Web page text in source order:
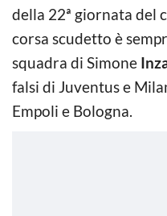
della 22ª giornata del
corsa scudetto è
squadra di Simone
falsi di Juventus e
Empoli e Bologna.